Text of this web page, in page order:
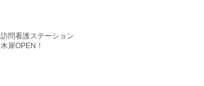
訪問看護ステーション金
木犀OPEN！